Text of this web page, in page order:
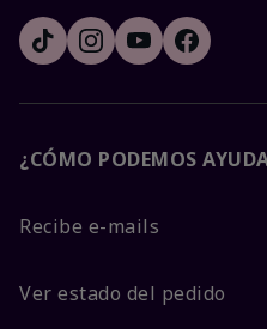
¿CÓMO PODEMOS
Recibe e-mails
Ver estado del pedido